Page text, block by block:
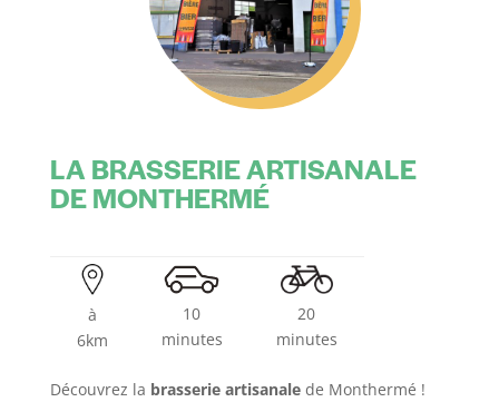
LA BRASSERIE ARTISANALE
DE MONTHERMÉ
à
6km
10
minutes
20
minutes
Découvrez la brasserie artisanalede Monthermé !